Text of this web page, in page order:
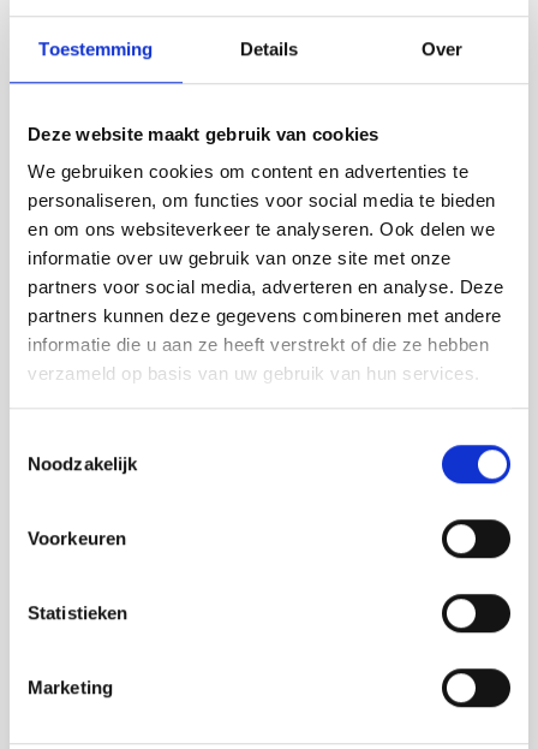
Toestemming Details Over
Deze website maakt gebruik van cookies
We gebruiken cookies om content en advertenties te
personaliseren, om functies voor social media te bieden
en om ons websiteverkeer te analyseren. Ook delen we
informatie over uw gebruik van onze site met onze
partners voor social media, adverteren en analyse. Deze
partners kunnen deze gegevens combineren met andere
informatie die u aan ze heeft verstrekt of die ze hebben
verzameld op basis van uw gebruik van hun services.
Noodzakelijk
Voorkeuren
Statistieken
Marketing
‘MÉÉR KANSEN VOOR DE EIGEN...
GROOT ONDERHOUD OP ONS SPORTPARK